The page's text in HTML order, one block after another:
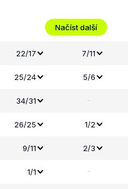
Načíst další
22/17 7/11
25/24 5/6
34/31 -
26/25 1/2
9/11 2/3
1/1 -